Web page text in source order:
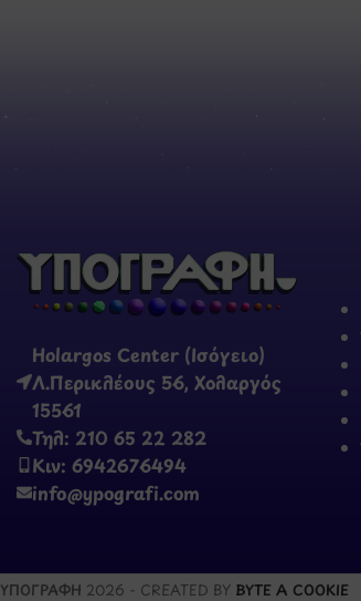
Holargos Center (Ισόγειο)
Λ.Περικλέους 56, Χολαργός
15561
Τηλ: 210 65 22 282
Κιν: 6942676494
info@ypografi.com
ΥΠΟΓΡΑΦΗ 2026 - CREATED BY BYTE A COOKIE